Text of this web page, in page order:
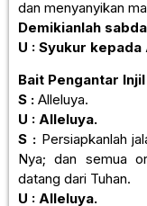
dan menyanyikan
Demikianlah
U : Syukur kepada
Bait Pengantar Injil
S : Alleluya.
U : Alleluya.
S :Persiapkanlah
Nya; dan semua
datang dari Tuhan.
U : Alleluya.